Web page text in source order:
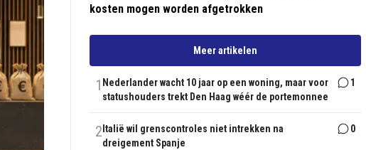
kosten mogen worden afgetrokken
Meer artikelen
1 Nederlander wacht 10 jaar op een woning, maar voor
statushouders trekt Den Haag wéér de portemonnee
1
2 Italië wil grenscontroles niet intrekken na
dreigement Spanje
0